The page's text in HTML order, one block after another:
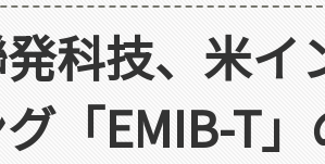
科技、米イ
「EMIB-T